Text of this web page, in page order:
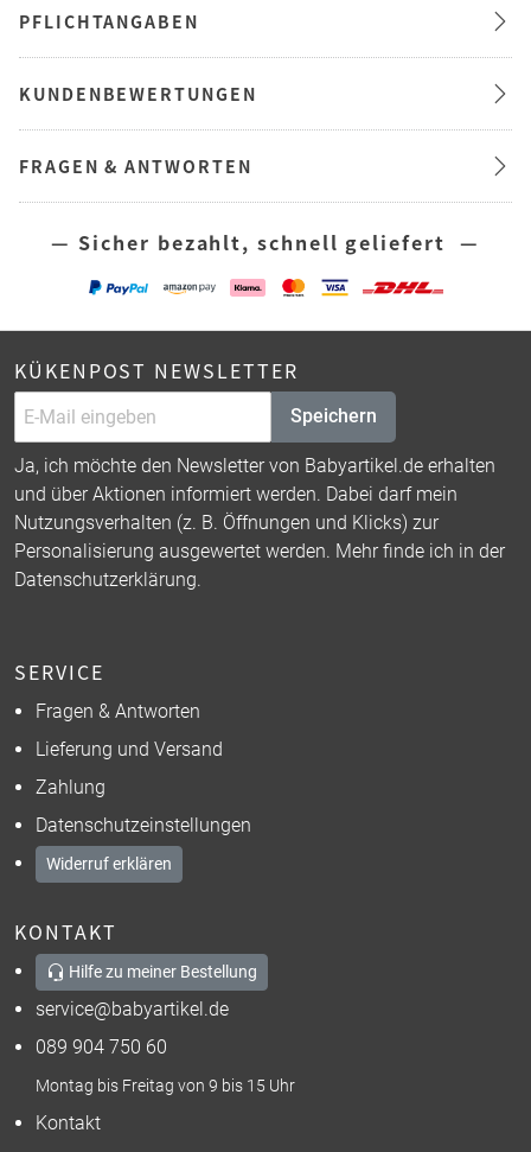
PFLICHTANGABEN
KUNDENBEWERTUNGEN
FRAGEN & ANTWORTEN
— Sicher bezahlt, schnell geliefert —
KÜKENPOST NEWSLETTER
Speichern
Ja, ich möchte den Newsletter von Babyartikel.de erhalten
und über Aktionen informiert werden. Dabei darf mein
Nutzungsverhalten (z. B. Öffnungen und Klicks) zur
Personalisierung ausgewertet werden. Mehr finde ich in der
Datenschutzerklärung.
SERVICE
Fragen & Antworten
Lieferung und Versand
Zahlung
Datenschutzeinstellungen
Widerruf erklären
KONTAKT
Hilfe zu meiner Bestellung
service@babyartikel.de
089 904 750 60
Montag bis Freitag von 9 bis 15 Uhr
Kontakt